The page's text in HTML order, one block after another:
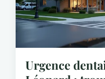
Urgence